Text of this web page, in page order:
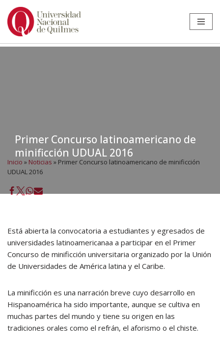
Ir
Primer Concurso latinoamericano de
minificción UDUAL 2016
Inicio » Noticias » Primer Concurso latinoamericano de minificción
UDUAL 2016
Está abierta la convocatoria a estudiantes y egresados de
universidades latinoamericanaa a participar en el Primer
Concurso de minificción universitaria organizado por la Unión
de Universidades de América latina y el Caribe.
La minificción es una narración breve cuyo desarrollo en
Hispanoamérica ha sido importante, aunque se cultiva en
muchas partes del mundo y tiene su origen en las
tradiciones orales como el refrán, el aforismo o el chiste.